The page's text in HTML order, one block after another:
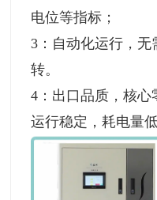
电位等指标；
3：自动化运行，无
转。
4：出口品质，核心
运行稳定，耗电量